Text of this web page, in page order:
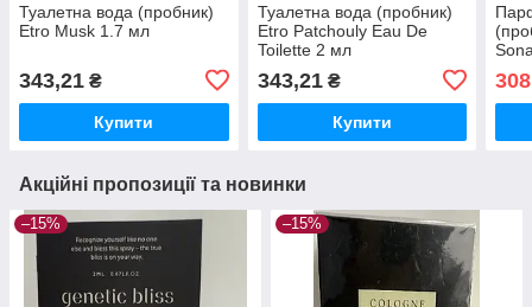
Туалетна вода (пробник)
Etro Musk 1.7 мл
343,21 ₴
Купити
Туалетна вода (пробник)
Etro Patchouly Eau De
Toilette 2 мл
343,21₴
Купити
Акційні пропозиції та новинки
–15% –15%